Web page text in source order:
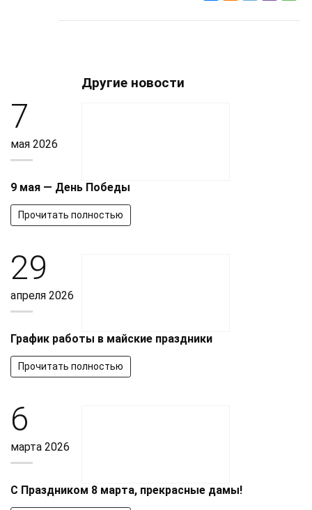
Другие новости
7
мая 2026
9 мая — День Победы
Прочитать полностью
29
апреля 2026
График работы в майские праздники
Прочитать полностью
6
марта 2026
С Праздником 8 марта, прекрасные дамы!